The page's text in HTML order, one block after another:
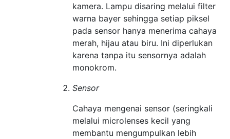
kamera. Lampu disaring melalui filter
warna bayer sehingga setiap piksel
pada sensor hanya menerima cahaya
merah, hijau atau biru. Ini diperlukan
karena tanpa itu sensornya adalah
monokrom.
Sensor
Cahaya mengenai sensor (seringkali
melalui microlenses kecil yang
membantu mengumpulkan lebih